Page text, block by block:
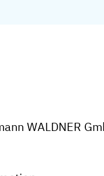
WALDNER